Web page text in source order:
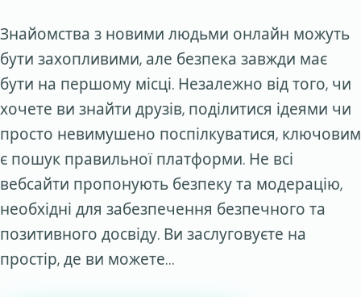
Знайомства з новими людьми онлайн можуть
бути захопливими, але безпека завжди має
бути на першому місці. Незалежно від того, чи
хочете ви знайти друзів, поділитися ідеями чи
просто невимушено поспілкуватися, ключовим
є пошук правильної платформи. Не всі
вебсайти пропонують безпеку та модерацію,
необхідні для забезпечення безпечного та
позитивного досвіду. Ви заслуговуєте на
простір, де ви можете…